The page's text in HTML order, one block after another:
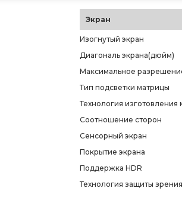
Экран
Изогнутый экран
Диагональ экрана(дюйм)
Максимальное
Тип подсветки матрицы
Технология изготовления
Соотношение сторон
Сенсорный экран
Покрытие экрана
Поддержка HDR
Технология защиты зрения